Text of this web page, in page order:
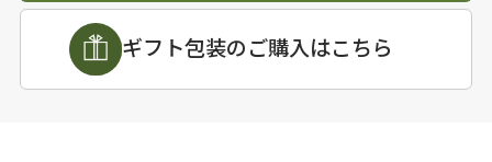
ギフト包装のご購入はこちら